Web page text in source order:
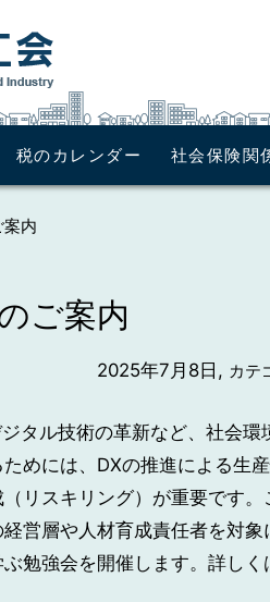
税のカレンダー 社会保険関
案内
ご案内
2025年7月8日, カテ
タル技術の革新など、社会環
めには、DXの推進による生
リスキリング）が重要です。
営層や人材育成責任者を対象
勉強会を開催します。詳しく